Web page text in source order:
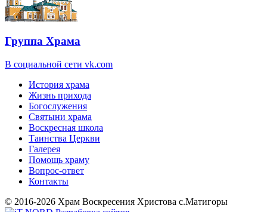
Группа Храма
В социальной сети vk.com
История храма
Жизнь прихода
Богослужения
Святыни храма
Воскресная школа
Таинства Церкви
Галерея
Помощь храму
Вопрос-ответ
Контакты
© 2016-2026 Храм Воскресения Христова с.Матигоры